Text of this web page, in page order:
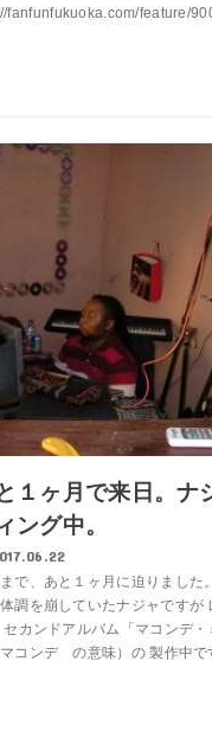
fanfunfukuoka.com/feature/
１ヶ月で来日。ナ
ング中。
で、あと１ヶ月に迫りました
調を崩していたナジャですが
セカンドアルバム「マコンデ
コンデ の意味）の 製作中で